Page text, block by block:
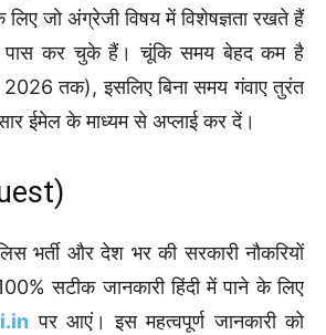
जो अंग्रेजी विषय में विशेषज्ञता रखते हैं
कर चुके हैं। चूंकि समय बेहद कम है
तक), इसलिए बिना समय गंवाए तुरंत
ईमेल के माध्यम से अप्लाई कर दें।
भर्ती और देश भर की सरकारी नौकरियों
सटीक जानकारी हिंदी में पाने के लिए
पर आएं। इस महत्वपूर्ण जानकारी को